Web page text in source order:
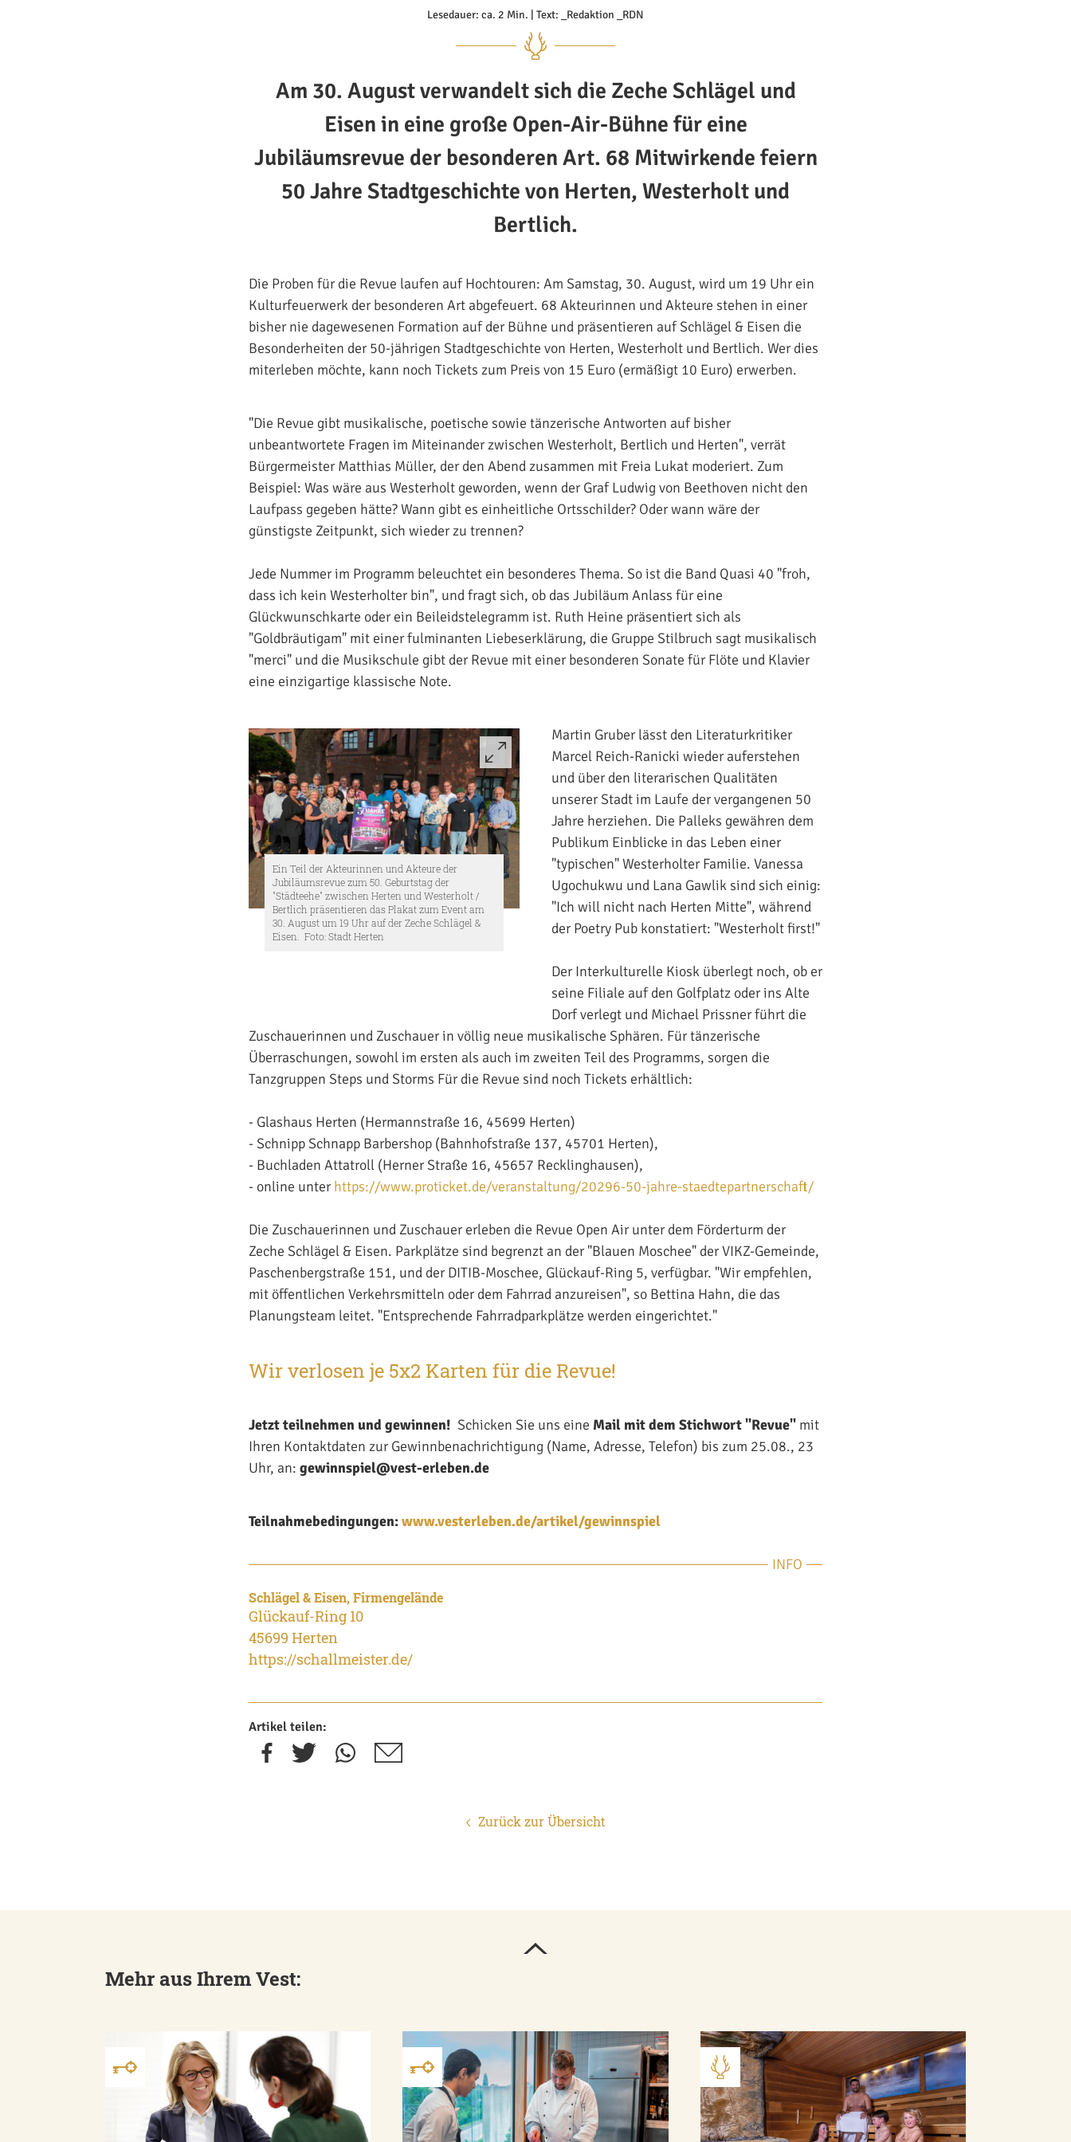
Lesedauer: ca. 2 Min. | Text: _Redaktion _RDN
Am 30. August verwandelt sich die Zeche Schlägel und
Eisen in eine große Open-Air-Bühne für eine
Jubiläumsrevue der besonderen Art. 68 Mitwirkende feiern
50 Jahre Stadtgeschichte von Herten, Westerholt und
Bertlich.
Die Proben für die Revue laufen auf Hochtouren: Am Samstag, 30. August, wird um 19 Uhr ein
Kulturfeuerwerk der besonderen Art abgefeuert. 68 Akteurinnen und Akteure stehen in einer
bisher nie dagewesenen Formation auf der Bühne und präsentieren auf Schlägel & Eisen die
Besonderheiten der 50-jährigen Stadtgeschichte von Herten, Westerholt und Bertlich. Wer dies
miterleben möchte, kann noch Tickets zum Preis von 15 Euro (ermäßigt 10 Euro) erwerben.
"Die Revue gibt musikalische, poetische sowie tänzerische Antworten auf bisher
unbeantwortete Fragen im Miteinander zwischen Westerholt, Bertlich und Herten", verrät
Bürgermeister Matthias Müller, der den Abend zusammen mit Freia Lukat moderiert. Zum
Beispiel: Was wäre aus Westerholt geworden, wenn der Graf Ludwig von Beethoven nicht den
Laufpass gegeben hätte? Wann gibt es einheitliche Ortsschilder? Oder wann wäre der
günstigste Zeitpunkt, sich wieder zu trennen?
Jede Nummer im Programm beleuchtet ein besonderes Thema. So ist die Band Quasi 40 "froh,
dass ich kein Westerholter bin", und fragt sich, ob das Jubiläum Anlass für eine
Glückwunschkarte oder ein Beileidstelegramm ist. Ruth Heine präsentiert sich als
"Goldbräutigam" mit einer fulminanten Liebeserklärung, die Gruppe Stilbruch sagt musikalisch
"merci" und die Musikschule gibt der Revue mit einer besonderen Sonate für Flöte und Klavier
eine einzigartige klassische Note.
Ein Teil der Akteurinnen und Akteure der
Jubiläumsrevue zum 50. Geburtstag der
"Städteehe" zwischen Herten und Westerholt /
Bertlich präsentieren das Plakat zum Event am
30. August um 19 Uhr auf der Zeche Schlägel &
Eisen. Foto: Stadt Herten
Martin Gruber lässt den Literaturkritiker
Marcel Reich-Ranicki wieder auferstehen
und über den literarischen Qualitäten
unserer Stadt im Laufe der vergangenen 50
Jahre herziehen. Die Palleks gewähren dem
Publikum Einblicke in das Leben einer
"typischen" Westerholter Familie. Vanessa
Ugochukwu und Lana Gawlik sind sich einig:
"Ich will nicht nach Herten Mitte", während
der Poetry Pub konstatiert: "Westerholt first!"
Der Interkulturelle Kiosk überlegt noch, ob er
seine Filiale auf den Golfplatz oder ins Alte
Dorf verlegt und Michael Prissner führt die
Zuschauerinnen und Zuschauer in völlig neue musikalische Sphären. Für tänzerische
Überraschungen, sowohl im ersten als auch im zweiten Teil des Programms, sorgen die
Tanzgruppen Steps und Storms Für die Revue sind noch Tickets erhältlich:
- Glashaus Herten (Hermannstraße 16, 45699 Herten)
- Schnipp Schnapp Barbershop (Bahnhofstraße 137, 45701 Herten),
- Buchladen Attatroll (Herner Straße 16, 45657 Recklinghausen),
- online unterhttps://www.proticket.de/veranstaltung/20296-50-jahre-staedtepartnerschaft/
Die Zuschauerinnen und Zuschauer erleben die Revue Open Air unter dem Förderturm der
Zeche Schlägel & Eisen. Parkplätze sind begrenzt an der "Blauen Moschee" der VIKZ-Gemeinde,
Paschenbergstraße 151, und der DITIB-Moschee, Glückauf-Ring 5, verfügbar. "Wir empfehlen,
mit öffentlichen Verkehrsmitteln oder dem Fahrrad anzureisen", so Bettina Hahn, die das
Planungsteam leitet. "Entsprechende Fahrradparkplätze werden eingerichtet."
Wir verlosen je 5x2 Karten für die Revue!
Jetzt teilnehmen und gewinnen! Schicken Sie uns eine Mail mit dem Stichwort "Revue" mit
Ihren Kontaktdaten zur Gewinnbenachrichtigung (Name, Adresse, Telefon) bis zum 25.08., 23
Uhr, an: gewinnspiel@vest-erleben.de
Teilnahmebedingungen:www.vesterleben.de/artikel/gewinnspiel
INFO
Schlägel & Eisen, Firmengelände
Glückauf-Ring 10
45699 Herten
https://schallmeister.de/
Artikel teilen:
Zurück zur Übersicht
Mehr aus Ihrem Vest: